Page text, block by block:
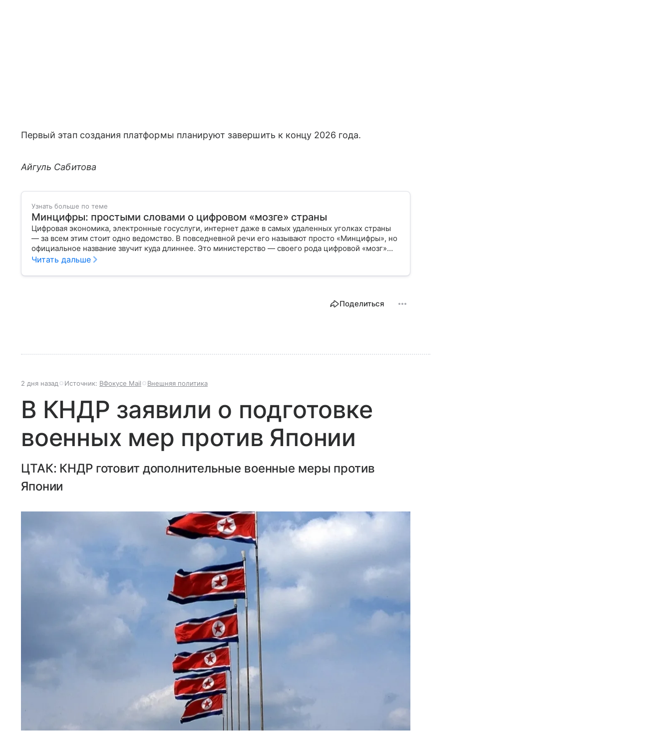
Первый этап создания платформы планируют завершить к концу 2026 года.
Айгуль Сабитова
Узнать больше по теме
Минцифры: простыми словами о цифровом «мозге» страны
Цифровая экономика, электронные госуслуги, интернет даже в самых удаленных уголках страны
— за всем этим стоит одно ведомство. В повседневной речи его называют просто «Минцифры», но
официальное название звучит куда длиннее. Это министерство — своего рода цифровой «мозг»
России, который отвечает за развитие технологий, связь и информационную среду. В статье
нас.
Читать дальше
Поделиться
2 дня назад Источник: ВФокусе Mail Внешняя политика
В КНДР заявили о подготовке
военных мер против Японии
ЦТАК: КНДР готовит дополнительные военные меры против
Японии